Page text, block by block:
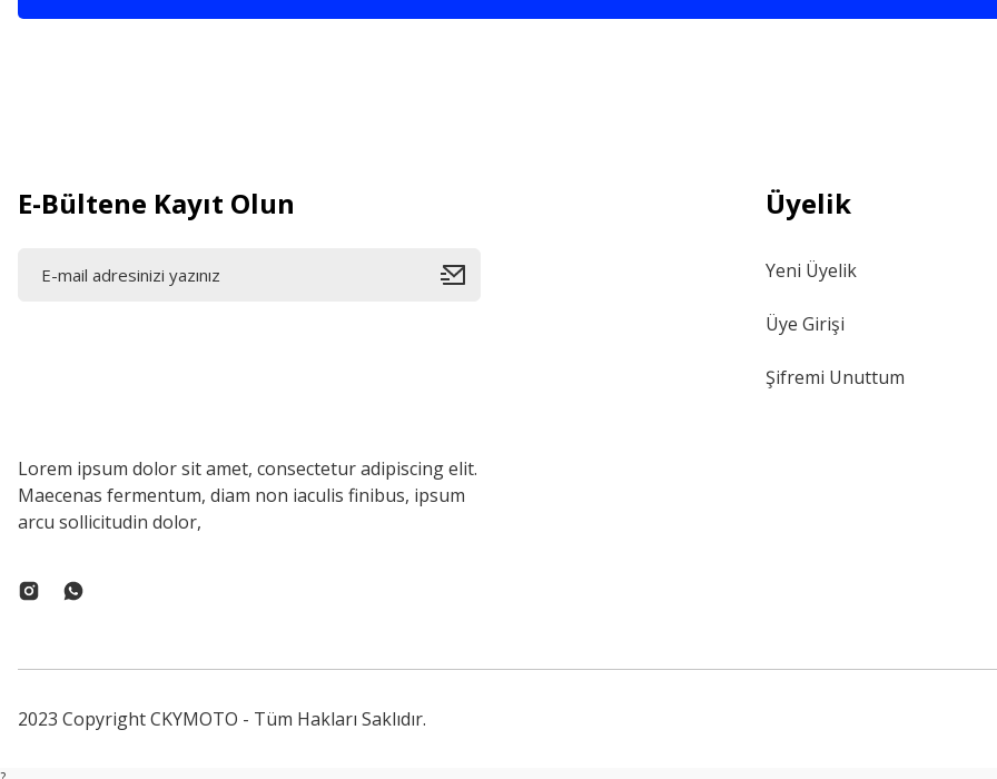
E-Bültene Kayıt Olun
Lorem ipsum dolor sit amet, consectetur adipiscing elit.
Maecenas fermentum, diam non iaculis finibus, ipsum
arcu sollicitudin dolor,
Üyelik
Yeni Üyelik
Üye Girişi
Şifremi Unuttum
2023 Copyright CKYMOTO - Tüm Hakları Saklıdır.